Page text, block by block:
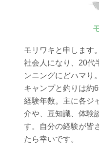
モリワキと申します。
社会人になり、20代
ンニングにどハマり。
キャンプと釣りは約
経験年数。主に各ジ
介や、豆知識、体験
す。自分の経験が皆
たら幸いです。